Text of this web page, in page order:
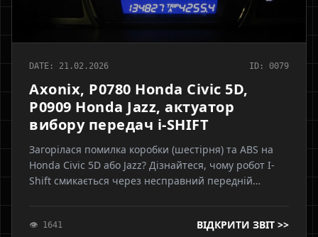
DATE: 21.02.2026 ID: 0079
Axonix, P0780 Honda Civic 5D,
P0909 Honda Jazz, актуатор
вибору передач i-SHIFT
Загорілася помилка коробки (шестірня) та ABS на
Honda Civic 5D або Jazz? Дізнайтеся, чому робот I-
Shift смикається через несправний передній
вирішити проблему. Експертні поради від Axonix
👁 1641 ВІДКРИТИ ЗВІТ >>